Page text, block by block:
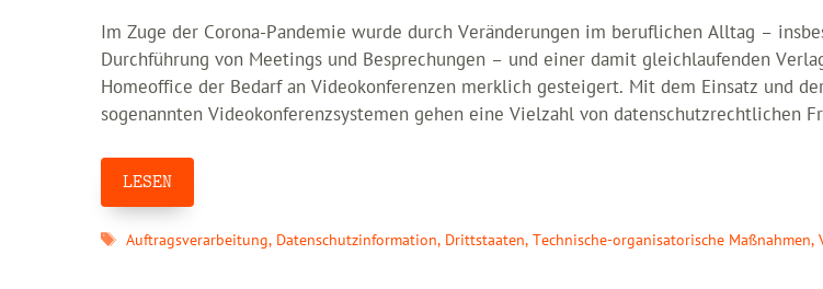
Im Zuge der Corona-Pandemie wurde durch Veränderungen im beruflichen Alltag –
Durchführung von Meetings und Besprechungen – und einer damit gleichlaufenden
Homeoffice der Bedarf an Videokonferenzen merklich gesteigert. Mit dem Einsatz und
sogenannten Videokonferenzsystemen gehen eine Vielzahl von datenschutzrechtlichen
LESEN
Schlagwörter
Auftragsverarbeitung, Datenschutzinformation, Drittstaaten,Technische-organisatorische Maßnahmen,